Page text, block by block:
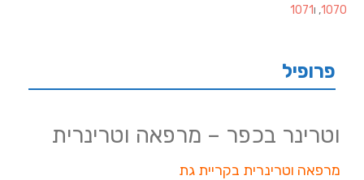
1070, ו1071
פרופיל
וטרינר בכפר – מרפאה וטרינרית
מרפאה וטרינרית בקריית גת